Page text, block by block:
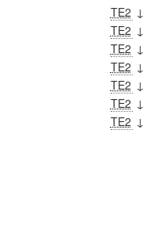
TE2 ↓
TE2 ↓
TE2 ↓
TE2 ↓
TE2 ↓
TE2 ↓
TE2 ↓